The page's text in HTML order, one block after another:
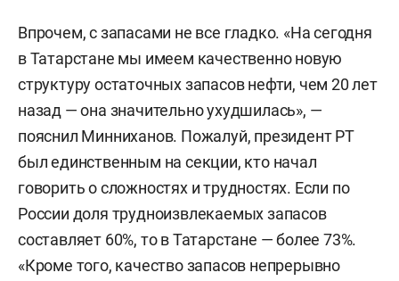
Впрочем, с запасами не все гладко. «На сегодня
в Татарстане мы имеем качественно новую
структуру остаточных запасов нефти, чем 20 лет
назад — она значительно ухудшилась», —
пояснил Минниханов. Пожалуй, президент РТ
был единственным на секции, кто начал
говорить о сложностях и трудностях. Если по
России доля трудноизвлекаемых запасов
составляет 60%, то в Татарстане — более 73%.
«Кроме того, качество запасов непрерывно